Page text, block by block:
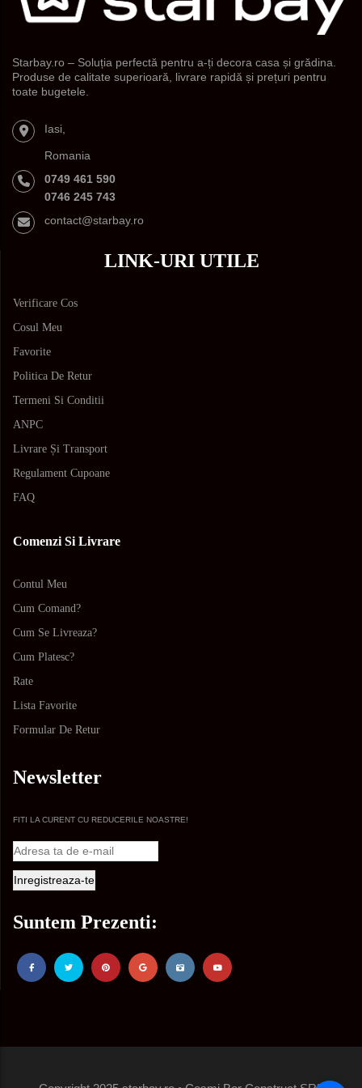
Starbay.ro – Soluția perfectă pentru a-ți decora casa și grădina.
Produse de calitate superioară, livrare rapidă și prețuri pentru
toate bugetele.
Iasi,
Romania
0749 461 590
0746 245 743
contact@starbay.ro
LINK-URI UTILE
Verificare Cos
Cosul Meu
Favorite
Politica De Retur
Termeni Si Conditii
ANPC
Livrare Și Transport
Regulament Cupoane
FAQ
Comenzi Si Livrare
Contul Meu
Cum Comand?
Cum Se Livreaza?
Cum Platesc?
Rate
Lista Favorite
Formular De Retur
Newsletter
FITI LA CURENT CU REDUCERILE NOASTRE!
Suntem Prezenti: